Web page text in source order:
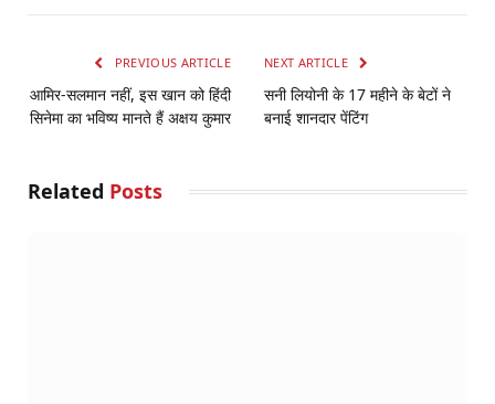
PREVIOUS ARTICLE
आमिर-सलमान नहीं, इस खान को हिंदी
सिनेमा का भविष्य मानते हैं अक्षय कुमार
NEXT ARTICLE
सनी लियोनी के 17 महीने के बेटों ने
बनाई शानदार पेंटिंग
Related Posts